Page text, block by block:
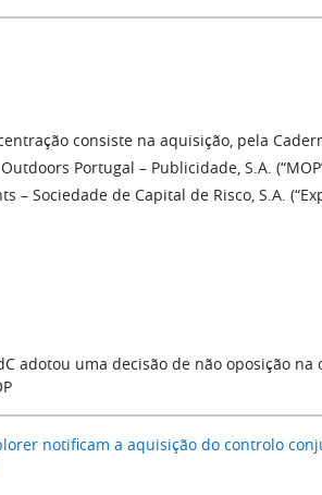
consiste na aquisição, pela
Portugal – Publicidade, S.A.
– Sociedade de Capital de Risco, S.A.
adotou uma decisão de não oposição
notificam a aquisição do controlo